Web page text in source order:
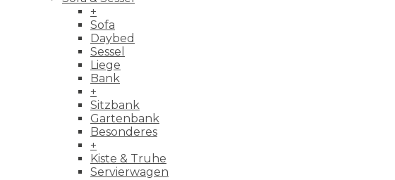
+
Sofa
Daybed
Sessel
Liege
Bank
+
Sitzbank
Gartenbank
Besonderes
+
Kiste & Truhe
Servierwagen